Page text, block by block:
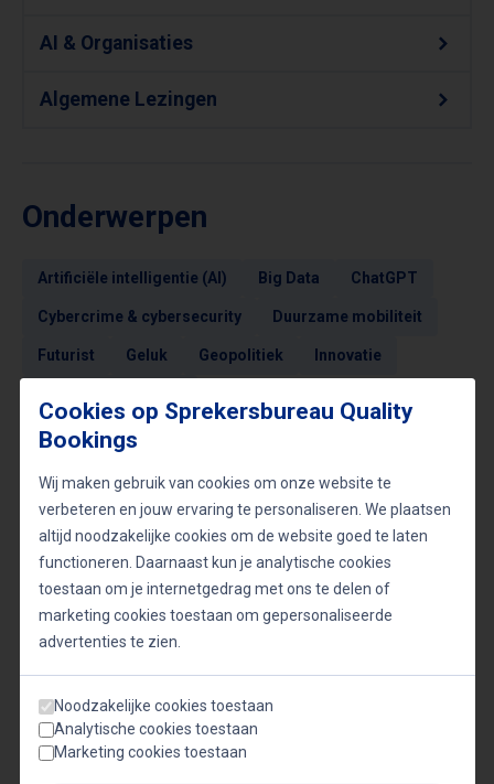
AI & Organisaties
Algemene Lezingen
Onderwerpen
Artificiële intelligentie (AI) Big Data ChatGPT
Cybercrime & cybersecurity Duurzame mobiliteit
Futurist Geluk Geopolitiek Innovatie
Maatschappelijk verantwoord ondernemen
Veel gevraagde sprekers
Video's
Cookies op Sprekersbureau Quality
Bookings
Wij maken gebruik van cookies om onze website te
verbeteren en jouw ervaring te personaliseren. We plaatsen
altijd noodzakelijke cookies om de website goed te laten
functioneren. Daarnaast kun je analytische cookies
toestaan om je internetgedrag met ons te delen of
marketing cookies toestaan om gepersonaliseerde
advertenties te zien.
Noodzakelijke cookies toestaan
Analytische cookies toestaan
Marketing cookies toestaan